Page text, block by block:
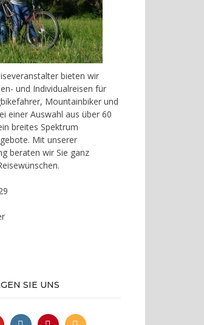
bieten wir
und Individualreisen für
Mountainbiker und
einer Auswahl aus über 60
breites Spektrum
Mit unserer
beraten wir Sie ganz
SIE UNS